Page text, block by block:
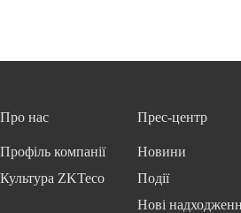
Про нас
Профіль компанії
Культура ZKTeco
Прес-центр
Новини
Події
Нові